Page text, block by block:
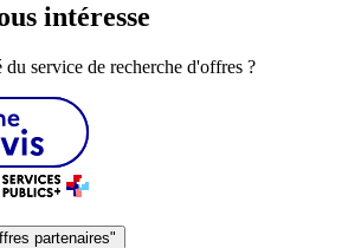
intéresse
du service de recherche d'offres ?
partenaires"